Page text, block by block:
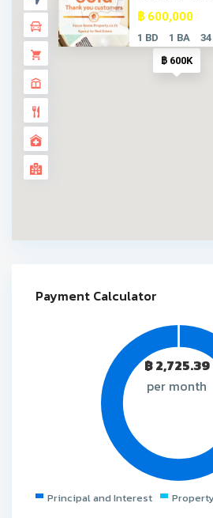
฿ 600K
฿ 600,000
1 BD 1 BA
Payment Calculator
฿2,725.39
per month
Principal and Interest